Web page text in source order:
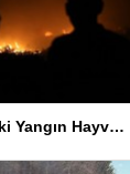
Aydın’daki Yangın Hayvan Tahliyesine Sebep Oldu